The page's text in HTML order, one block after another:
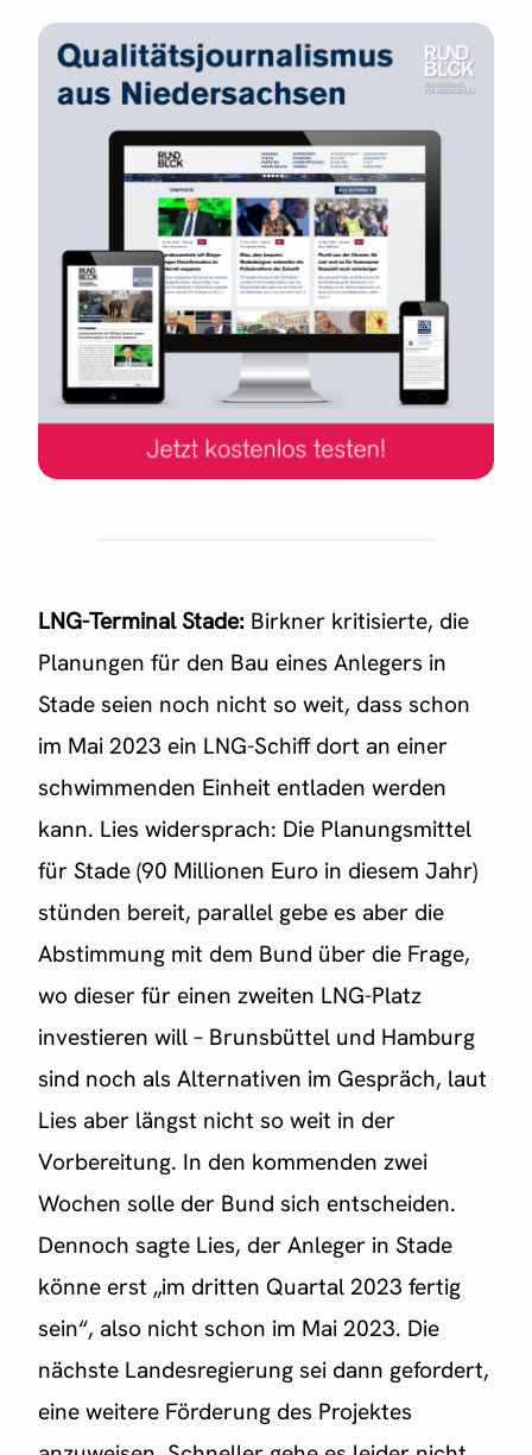
LNG-Terminal Stade: Birkner kritisierte, die
Planungen für den Bau eines Anlegers in
Stade seien noch nicht so weit, dass schon
im Mai 2023 ein LNG-Schiff dort an einer
schwimmenden Einheit entladen werden
kann. Lies widersprach: Die Planungsmittel
für Stade (90 Millionen Euro in diesem Jahr)
stünden bereit, parallel gebe es aber die
Abstimmung mit dem Bund über die Frage,
wo dieser für einen zweiten LNG-Platz
investieren will – Brunsbüttel und Hamburg
sind noch als Alternativen im Gespräch, laut
Lies aber längst nicht so weit in der
Vorbereitung. In den kommenden zwei
Wochen solle der Bund sich entscheiden.
Dennoch sagte Lies, der Anleger in Stade
könne erst „im dritten Quartal 2023 fertig
sein“, also nicht schon im Mai 2023. Die
nächste Landesregierung sei dann gefordert,
eine weitere Förderung des Projektes